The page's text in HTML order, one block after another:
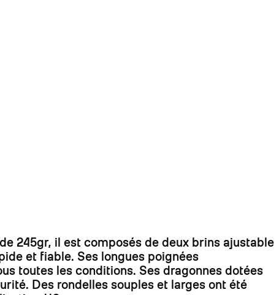
245gr, il est composés de deux brins ajustable
et fiable. Ses longues poignées
toutes les conditions. Ses dragonnes dotées
Des rondelles souples et larges ont été